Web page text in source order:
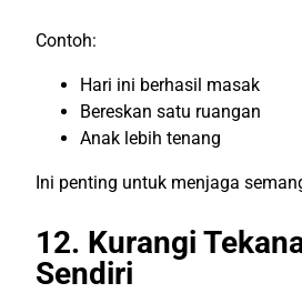
Contoh:
Hari ini berhasil masak
Bereskan satu ruangan
Anak lebih tenang
Ini penting untuk menjaga
12. Kurangi
Sendiri